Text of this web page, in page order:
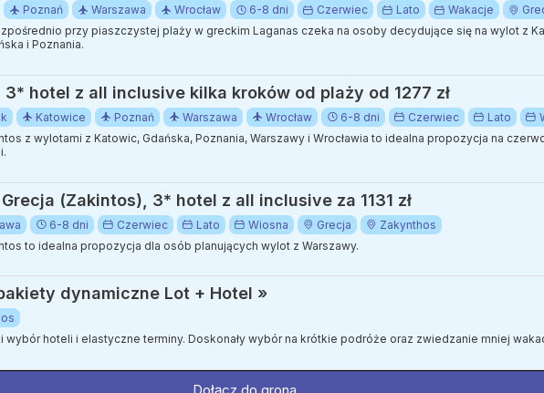
Poznań Warszawa Wrocław 6-8 dni Czerwiec Lato Wakacje
przy piaszczystej plaży w greckim Laganas czeka na osoby decydujące się na wylot z
i Poznania.
hotel z all inclusive kilka kroków od plaży od 1277 zł
Katowice Poznań Warszawa Wrocław 6-8 dni Czerwiec Lato
z wylotami z Katowic, Gdańska, Poznania, Warszawy i Wrocławia to idealna propozycja na
(Zakintos), 3* hotel z all inclusive za 1131 zł
6-8 dni Czerwiec Lato Wiosna Grecja
Zakynthos
to idealna propozycja dla osób planujących wylot z Warszawy.
dynamiczne Lot + Hotel »
hoteli i elastyczne terminy. Doskonały wybór na krótkie podróże oraz zwiedzanie mniej